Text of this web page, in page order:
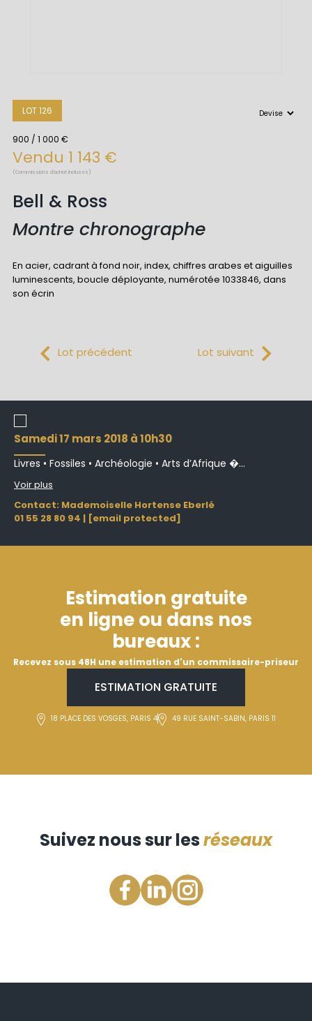
LOT 126
900 / 1 000 €
Vendu 1 143 €
(Commissions d'achat incluses)
Bell & Ross
Montre chronographe
En acier, cadrant à fond noir, index, chiffres arabes et aiguilles
luminescents, boucle déployante, numérotée 1033846, dans
son écrin
Lot précédent Lot suivant
samedi 17 mars 2018 à 10h30
Livres • Fossiles • Archéologie • Arts d’Afrique �...
Voir plus
Contact: Mademoiselle Hortense Eberlé
01 55 28 80 94 | [email protected]
Estimation gratuite
en ligne ou dans nos
bureaux :
Recevez sous 48H une estimation d'un commissaire-priseur
ESTIMATION GRATUITE
18 PLACE DES VOSGES, PARIS 4 49 RUE SAINT-SABIN, PARIS 11
Suivez nous sur lesréseaux